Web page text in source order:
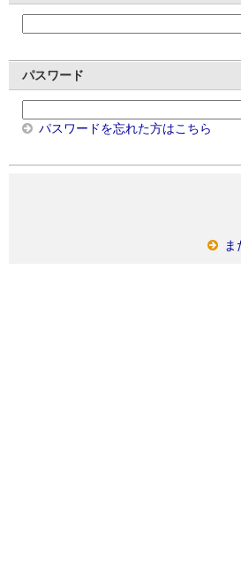
パスワード
パスワードを忘れた方はこちら